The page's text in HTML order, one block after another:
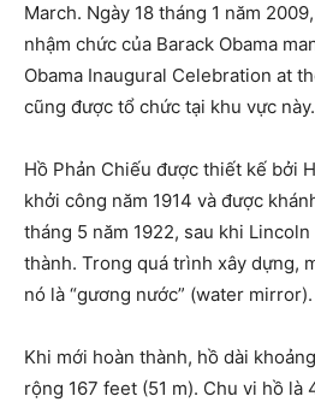
March. Ngày 18 tháng 1 năm
nhậm chức của Barack Obama
Obama Inaugural Celebration at
cũng được tổ chức tại khu vực này.
Hồ Phản Chiếu được thiết kế bởi
khởi công năm 1914 và được
tháng 5 năm 1922, sau khi
thành. Trong quá trình xây dựng,
nó là “gương nước” (water mirror).
Khi mới hoàn thành, hồ dài
rộng 167 feet (51 m). Chu vi hồ là